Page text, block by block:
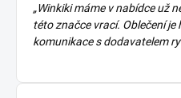
„Winkiki máme v nabídce už
této značce vrací. Oblečení je
komunikace s dodavatelem